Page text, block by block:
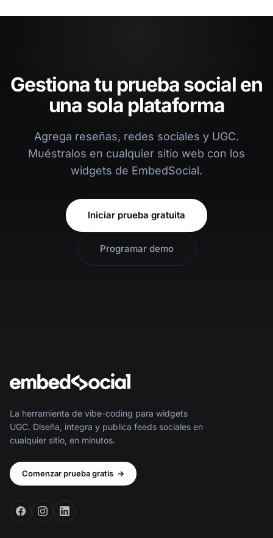
Gestiona tu prueba social en
una sola plataforma
Agrega reseñas, redes sociales y UGC.
Muéstralos en cualquier sitio web con los
widgets de EmbedSocial.
Iniciar prueba gratuita
Programar demo
La herramienta de vibe-coding para widgets
UGC. Diseña, integra y publica feeds sociales en
cualquier sitio, en minutos.
Comenzar prueba gratis →